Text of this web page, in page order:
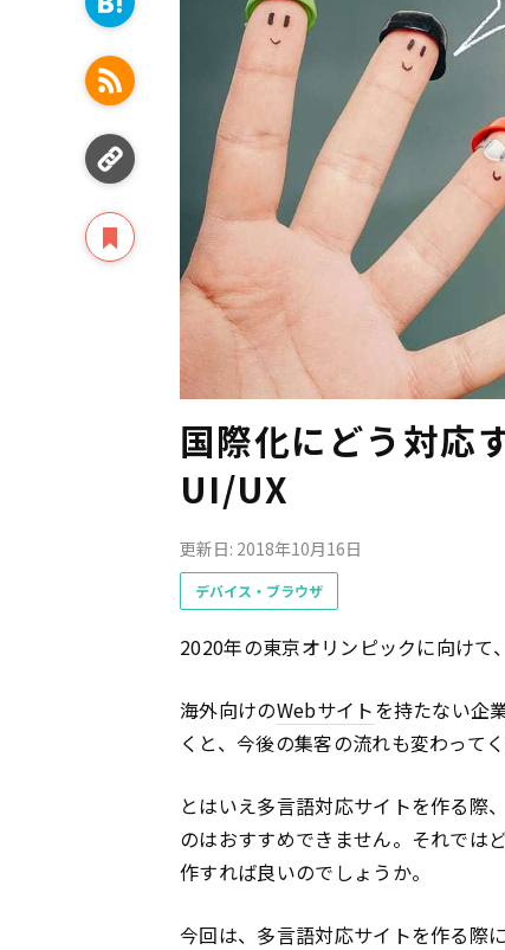
国際化にどう対応
UI/UX
更新日: 2018年10月16日
デバイス・ブラウザ
2020年の東京オリンピックに向けて
海外向けのWebサイトを持たない企
くと、今後の集客の流れも変わって
とはいえ多言語対応サイトを作る際
のはおすすめできません。それでは
作すれば良いのでしょうか。
今回は、多言語対応サイトを作る際